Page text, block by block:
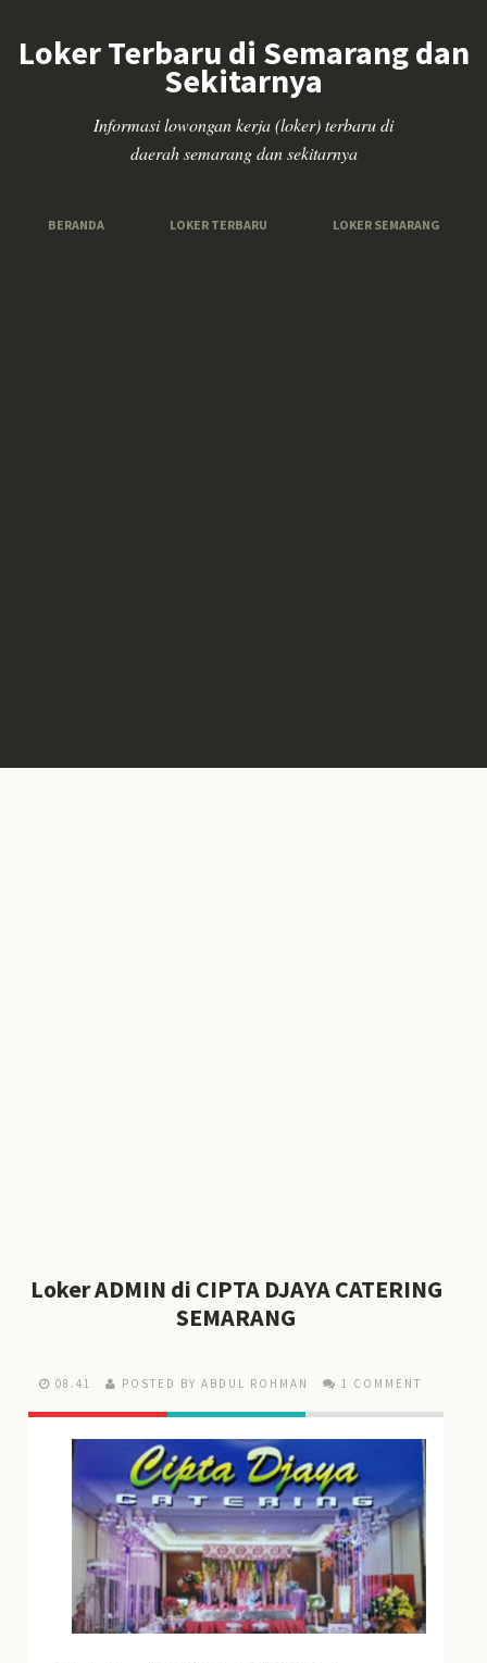
Loker Terbaru di Semarang dan
Sekitarnya
Informasi lowongan kerja (loker) terbaru di
daerah semarang dan sekitarnya
BERANDA LOKER TERBARU LOKER SEMARANG
Loker ADMIN di CIPTA DJAYA CATERING
SEMARANG
08.41 POSTED BY ABDUL ROHMAN 1 COMMENT